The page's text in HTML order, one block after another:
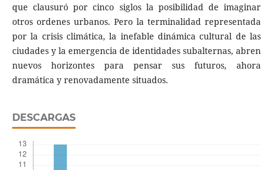
que clausuró por cinco siglos la posibilidad de imaginar
otros ordenes urbanos. Pero la terminalidad representada
por la crisis climática, la inefable dinámica cultural de las
ciudades y la emergencia de identidades subalternas, abren
nuevos horizontes para pensar sus futuros, ahora
dramática y renovadamente situados.
DESCARGAS